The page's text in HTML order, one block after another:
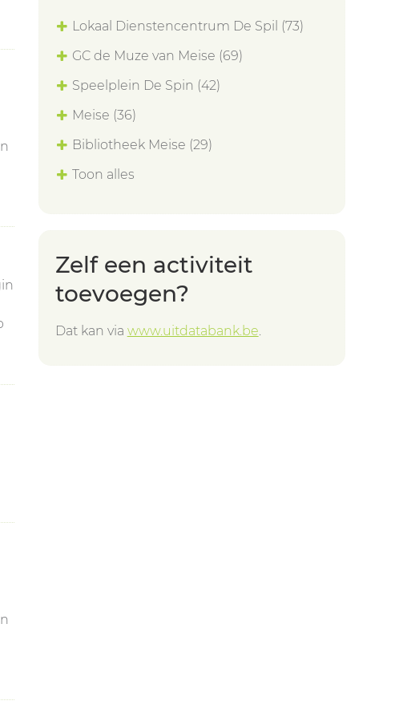
Lokaal Dienstencentrum De Spil (73)
GC de Muze van Meise (69)
Speelplein De Spin (42)
Meise (36)
Bibliotheek Meise (29)
Toon alles
Zelf een activiteit
toevoegen?
Dat kan via www.uitdatabank.be.